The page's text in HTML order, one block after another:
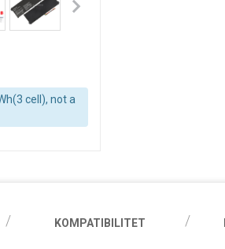
cell), not a
KOMPATIBILITET